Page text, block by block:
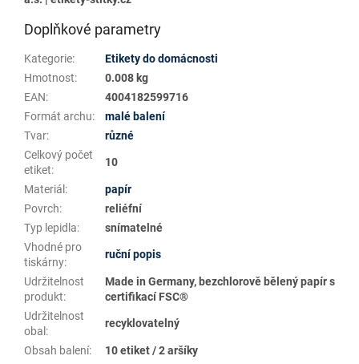
Doplňkové parametry
Kategorie:
Etikety do domácnosti
Hmotnost:
0.008 kg
EAN:
4004182599716
Formát archu:
malé balení
Tvar:
různé
Celkový počet
etiket:
10
Materiál :
papír
Povrch:
reliéfní
Typ lepidla:
snímatelné
Vhodné pro
tiskárny:
ruční popis
Udržitelnost
produkt:
Made in Germany, bezchlorově bělený papír s
certifikací FSC®
Udržitelnost
obal :
recyklovatelný
Obsah balení: 10 etiket / 2 aršíky